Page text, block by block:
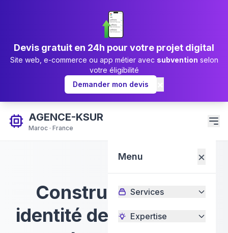
Devis gratuit en 24h pour votre projet digital
Site web, e-commerce ou app métier avec subvention selon
votre éligibilité
Demander mon devis
AGENCE-KSUR
Maroc · France
Menu ×
Services
Expertise
Construisons une
identité de marque qui